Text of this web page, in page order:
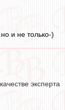
и не только-)
эксперта